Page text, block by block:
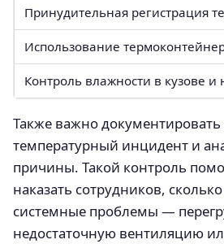
Принудительная регистрация
Использование
Контроль влажности в кузове и
Также важно
температурный инцидент и
причины. Такой контроль
наказать сотрудников,
системные проблемы —
недостаточную вентиляцию